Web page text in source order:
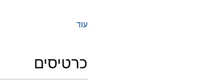
עוד
כרטיסים